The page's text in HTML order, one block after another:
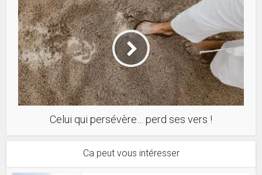
Celui qui persévère… perd ses vers !
Ca peut vous intéresser